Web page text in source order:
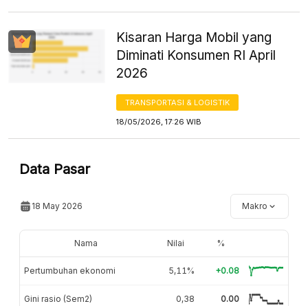
Kisaran Harga Mobil yang
Diminati Konsumen RI April
2026
TRANSPORTASI & LOGISTIK
18/05/2026, 17:26 WIB
Data Pasar
18 May 2026 Makro
Nama Nilai %
Pertumbuhan ekonomi 5,11% +0.08
Gini rasio (Sem2) 0,38 0.00